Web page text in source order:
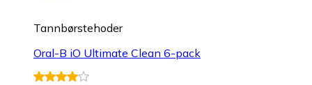
Tannbørstehoder
Oral-B iO Ultimate Clean 6-pack